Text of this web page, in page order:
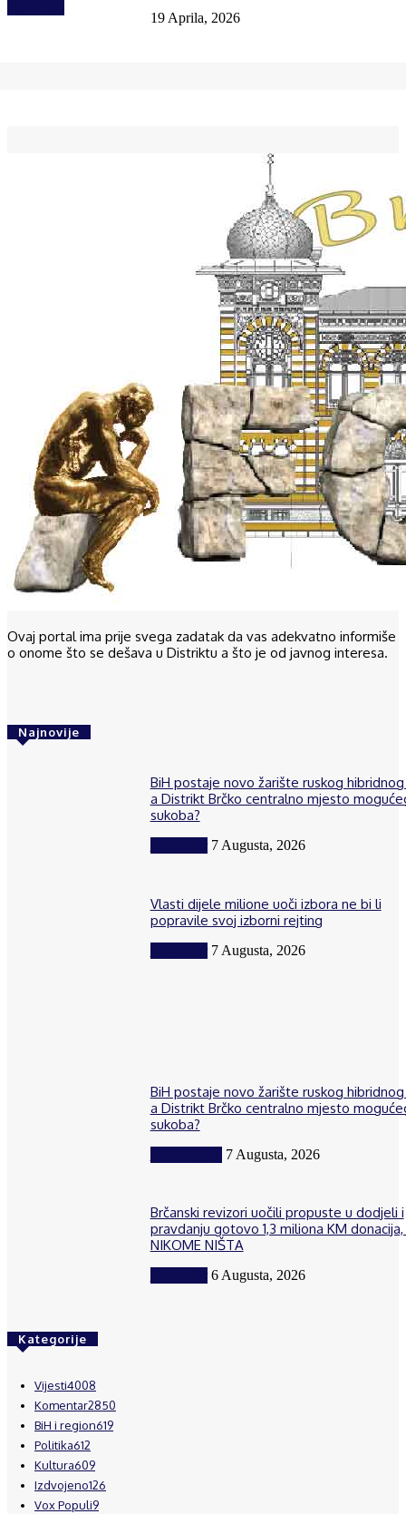
19 Aprila, 2026
Ovaj portal ima prije svega zadatak da vas adekvatno informiše
o onome što se dešava u Distriktu a što je od javnog interesa.
Najnovije
BiH postaje novo žarište ruskog
a Distrikt Brčko centralno mjesto
sukoba?
7 Augusta, 2026
Vlasti dijele milione uoči izbora ne bi li
popravile svoj izborni rejting
7 Augusta, 2026
BiH postaje novo žarište ruskog
a Distrikt Brčko centralno mjesto
sukoba?
7 Augusta, 2026
Brčanski revizori uočili propuste u dodjeli i
pravdanju gotovo 1,3 miliona KM donacija,
NIKOME NIŠTA
6 Augusta, 2026
Kategorije
Vijesti4008
Komentar2850
BiH i region619
Politika612
Kultura609
Izdvojeno126
Vox Populi9